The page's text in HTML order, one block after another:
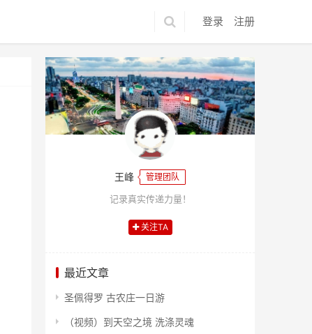
登录 注册
王峰 管理团队
记录真实传递力量！
关注TA
最近文章
圣佩得罗 古农庄一日游
（视频）到天空之境 洗涤灵魂